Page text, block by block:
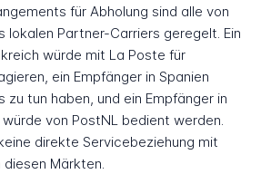
für Abholung sind alle von
lokalen Partner-Carriers geregelt. Ein
würde mit La Poste für
ein Empfänger in Spanien
zu tun haben, und ein Empfänger in
von PostNL bedient werden.
direkte Servicebeziehung mit
diesen Märkten.